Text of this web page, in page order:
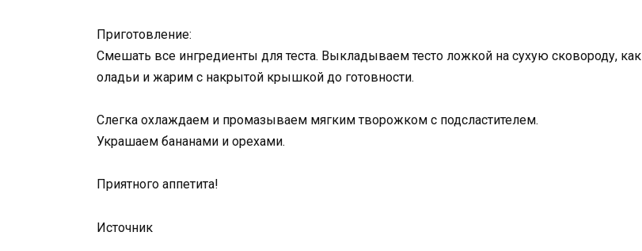
Приготовление:
Смешать все ингредиенты для теста. Выкладываем тесто ложкой на сухую сковороду, как
оладьи и жарим с накрытой крышкой до готовности.
Слегка охлаждаем и промазываем мягким творожком с подсластителем.
Украшаем бананами и орехами.
Приятного аппетита!
Источник